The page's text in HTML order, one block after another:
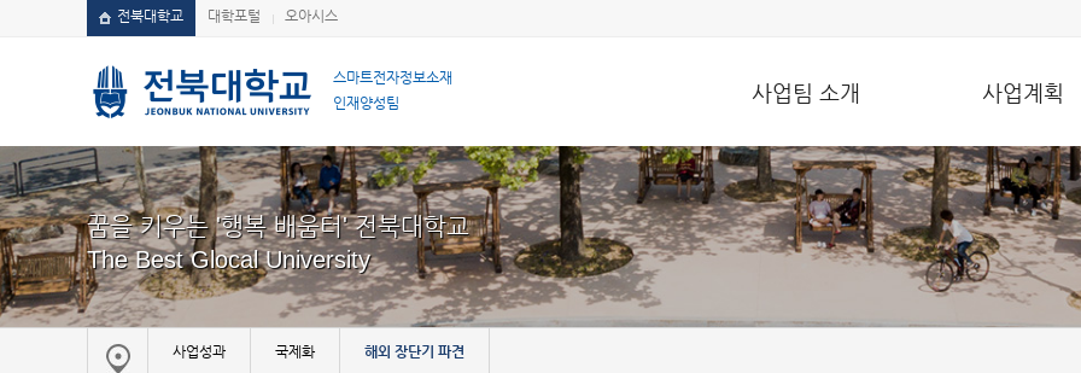
전북대학교 대학포털 오아시스
스마트전자정보소재
인재양성팀
사업팀 소개 사업계획
꿈을 키우는 '행복 배움터' 전북대학교
The Best Glocal University
사업성과 국제화 해외 장단기 파견